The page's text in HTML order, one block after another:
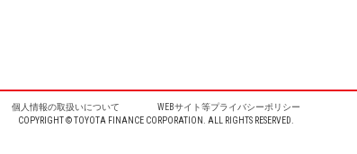
個人情報の取扱いについて
WEBサイト等プライバシーポリシー
COPYRIGHT © TOYOTA FINANCE CORPORATION. ALL RIGHTS RESERVED.